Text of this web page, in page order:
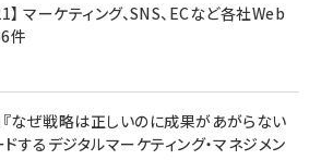
マーケティング、SNS、ECなど各社Web
件
なぜ戦略は正しいのに成果があがらない
するデジタルマーケティング・マネジメン